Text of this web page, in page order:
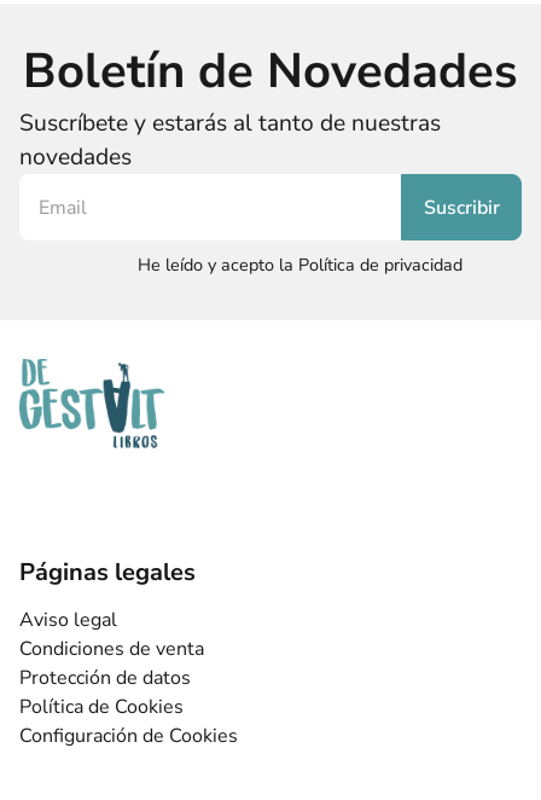
Boletín de Novedades
Suscríbete y estarás al tanto de nuestras
novedades
He leído y acepto la Política de privacidad
Páginas legales
Aviso legal
Condiciones de venta
Protección de datos
Política de Cookies
Configuración de Cookies